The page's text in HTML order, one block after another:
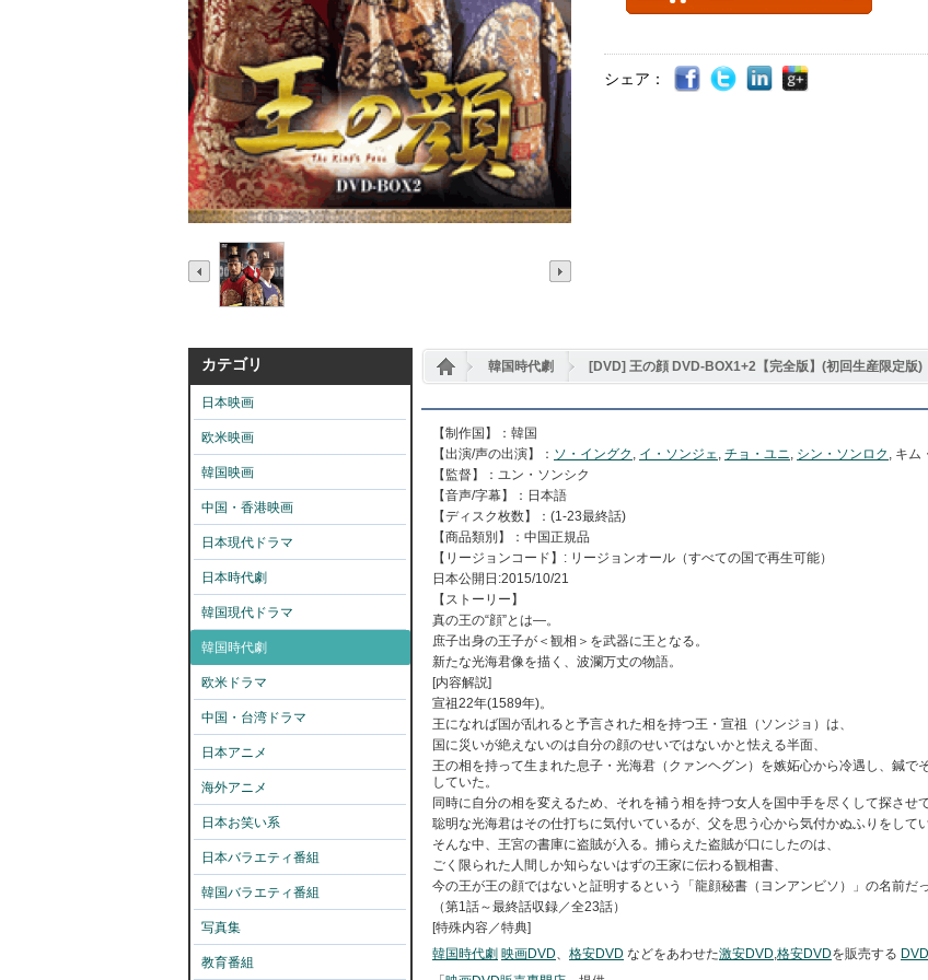
シェア：
カテゴリ
日本映画
欧米映画
韓国映画
中国・香港映画
日本現代ドラマ
日本時代劇
韓国現代ドラマ
韓国時代劇
欧米ドラマ
中国・台湾ドラマ
日本アニメ
海外アニメ
日本お笑い系
日本バラエティ番組
韓国バラエティ番組
写真集
教育番組
韓国時代劇 [DVD] 王の顔 DVD-BOX1+2【完全版】(初回生産限定版)
【制作国】： 韓国
【出演/声の出演】： ソ・イングク , イ・ソンジェ, チョ・ユニ, シン・ソンロク , キム
【監督】：ユン・ソンシク
【音声/字幕】：日本語
【ディスク枚数】： (1-23最終話)
【商品類別】：中国正規品
【リージョンコード】 : リージョンオール（すべての国で再生可能）
日本公開日 :2015/10/21
【ストーリー】
真の王の“顔”とは―。
庶子出身の王子が＜観相＞を武器に王となる。
新たな光海君像を描く、波瀾万丈の物語。
[内容解説]
宣祖22年(1589年)。
王になれば国が乱れると予言された相を持つ王・宣祖（ソンジョ）は、
国に災いが絶えないのは自分の顔のせいではないかと怯える半面、
王の相を持って生まれた息子・光海君（クァンヘグン）を嫉妬心から冷遇し、鍼で
していた。
同時に自分の相を変えるため、それを補う相を持つ女人を国中手を尽くして探させて
聡明な光海君はその仕打ちに気付いているが、父を思う心から気付かぬふりをしてい
そんな中、王宮の書庫に盗賊が入る。捕らえた盗賊が口にしたのは、
ごく限られた人間しか知らないはずの王家に伝わる観相書、
今の王が王の顔ではないと証明するという「龍顔秘書（ヨンアンビソ）」の名前
（第1話～最終話収録／全23話）
[特殊内容／特典]
韓国時代劇 映画DVD、 格安DVD などをあわせた激安DVD,格安DVDを販売する